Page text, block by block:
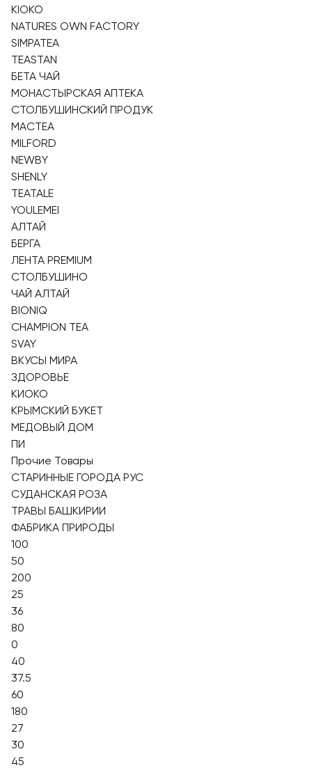
KIOKO
NATURES OWN FACTORY
SIMPATEA
TEASTAN
БЕТА ЧАЙ
МОНАСТЫРСКАЯ АПТЕКА
СТОЛБУШИНСКИЙ ПРОДУК
MACTEA
MILFORD
NEWBY
SHENLY
TEATALE
YOULEMEI
АЛТАЙ
БЕРГА
ЛЕНТА PREMIUM
СТОЛБУШИНО
ЧАЙ АЛТАЙ
BIONIQ
CHAMPION TEA
SVAY
ВКУСЫ МИРА
ЗДОРОВЬЕ
КИОКО
КРЫМСКИЙ БУКЕТ
МЕДОВЫЙ ДОМ
ПИ
Прочие Товары
СТАРИННЫЕ ГОРОДА РУС
СУДАНСКАЯ РОЗА
ТРАВЫ БАШКИРИИ
ФАБРИКА ПРИРОДЫ
100
50
200
25
36
80
0
40
37.5
60
180
27
30
45